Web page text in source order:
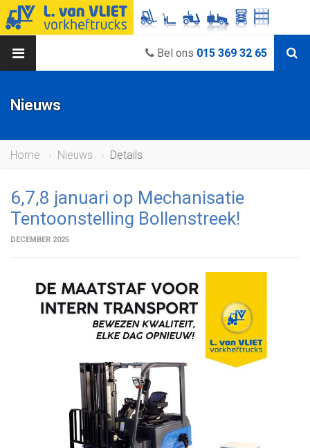
Bel ons 015 369 32 65
Nieuws
Home Nieuws Details
6,7,8 januari op Mechanisatie
Tentoonstelling Bollenstreek!
DECEMBER 2025